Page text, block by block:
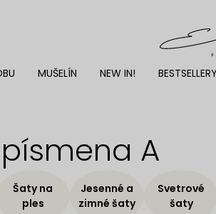
MUŠELÍN NEW IN! BESTSELLERY
A
Šaty na
ples
Jesenné a
zimné šaty
Svetrové
šaty